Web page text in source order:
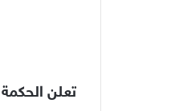
تعلن